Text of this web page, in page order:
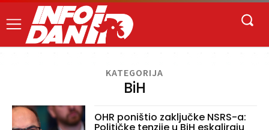
KATEGORIJA
BiH
OHR poništio zaključke NSRS-a: